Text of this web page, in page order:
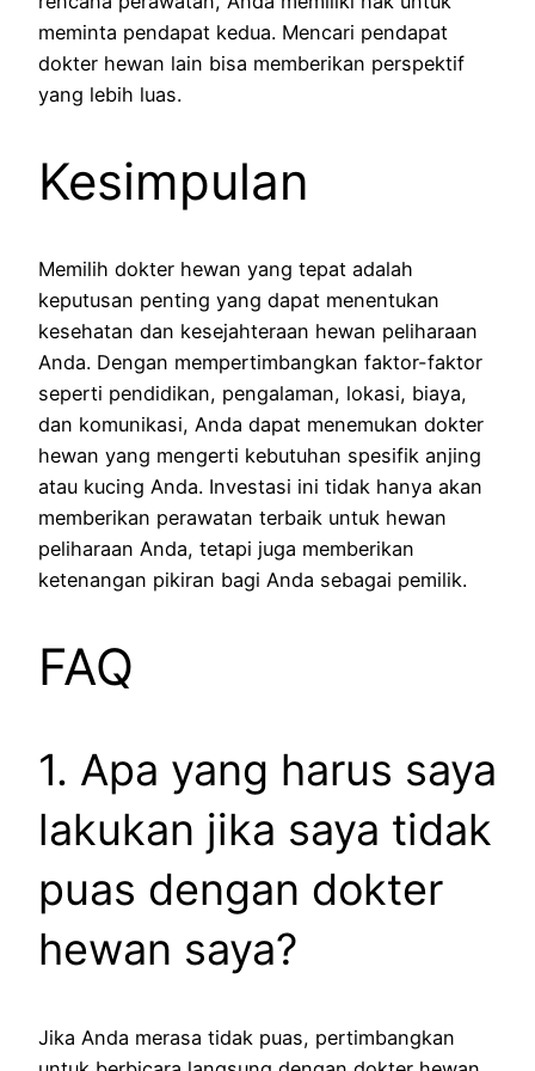
meminta pendapat kedua. Mencari pendapat
dokter hewan lain bisa memberikan perspektif
yang lebih luas.
Kesimpulan
Memilih dokter hewan yang tepat adalah
keputusan penting yang dapat menentukan
kesehatan dan kesejahteraan hewan peliharaan
Anda. Dengan mempertimbangkan faktor-faktor
seperti pendidikan, pengalaman, lokasi, biaya,
dan komunikasi, Anda dapat menemukan dokter
hewan yang mengerti kebutuhan spesifik anjing
atau kucing Anda. Investasi ini tidak hanya akan
memberikan perawatan terbaik untuk hewan
peliharaan Anda, tetapi juga memberikan
ketenangan pikiran bagi Anda sebagai pemilik.
FAQ
1. Apa yang harus saya
lakukan jika saya tidak
puas dengan dokter
hewan saya?
Jika Anda merasa tidak puas, pertimbangkan